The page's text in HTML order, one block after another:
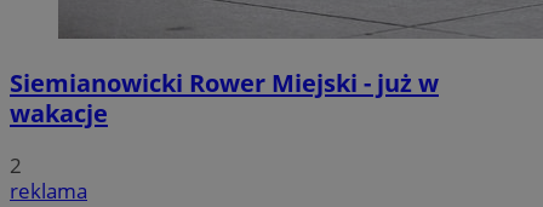
Siemianowicki Rower Miejski - już w
wakacje
2
reklama